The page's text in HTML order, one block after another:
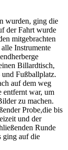
wurden, ging die
der Fahrt wurde
mitgebrachten
Instrumente
Billardtisch,
Fußballplatz.
auf dem weg
entfernt war, um
zu machen.
Probe,die bis
und der
Runde
ging auf die